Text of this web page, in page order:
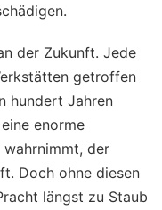
der Zukunft. Jede
getroffen
hundert Jahren
enorme
der
Doch ohne diesen
längst zu Staub